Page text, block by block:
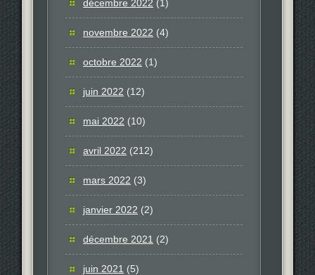
décembre 2022 (1)
novembre 2022 (4)
octobre 2022 (1)
juin 2022 (12)
mai 2022 (10)
avril 2022 (212)
mars 2022 (3)
janvier 2022 (2)
décembre 2021 (2)
juin 2021 (5)